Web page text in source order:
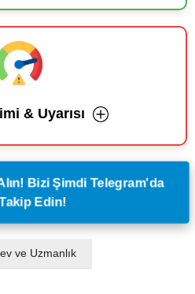
& Uyarısı
Bizi Şimdi Telegram'da
Edin!
ve Uzmanlık